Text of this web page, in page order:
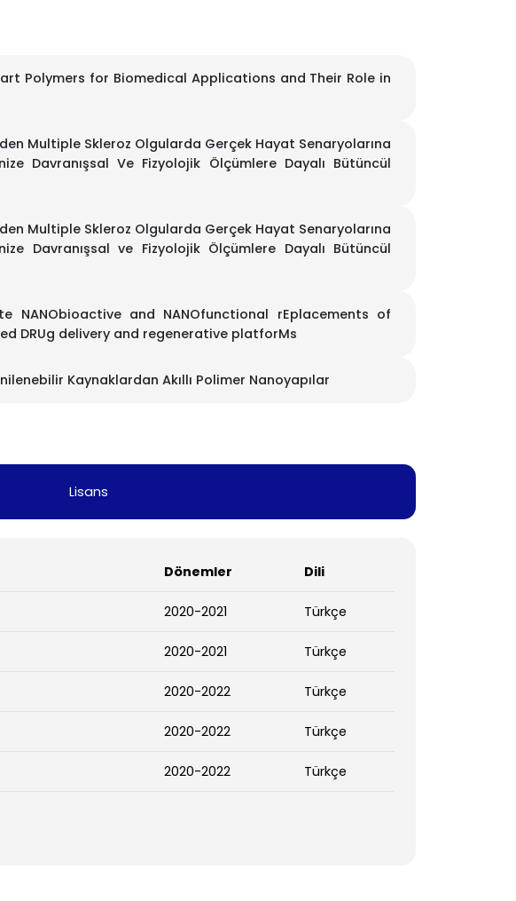
Polymers for Biomedical Applications and Their Role in
Multiple Skleroz Olgularda Gerçek Hayat Senaryolarına
Davranışsal Ve Fizyolojik Ölçümlere Dayalı Bütüncül
Multiple Skleroz Olgularda Gerçek Hayat Senaryolarına
Davranışsal ve Fizyolojik Ölçümlere Dayalı Bütüncül
NANObioactive and NANOfunctional rEplacements of
DRUg delivery and regenerative platforMs
Kaynaklardan Akıllı Polimer Nanoyapılar
Lisans
Dönemler Dili
2020-2021 Türkçe
2020-2021 Türkçe
2020-2022 Türkçe
2020-2022 Türkçe
2020-2022 Türkçe